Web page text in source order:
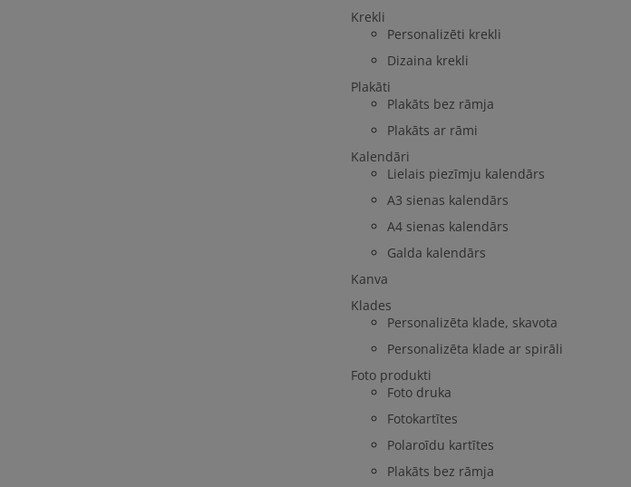
Krekli
Personalizēti krekli
Dizaina krekli
Plakāti
Plakāts bez rāmja
Plakāts ar rāmi
Kalendāri
Lielais piezīmju kalendārs
A3 sienas kalendārs
A4 sienas kalendārs
Galda kalendārs
Kanva
Klades
Personalizēta klade, skavota
Personalizēta klade ar spirāli
Foto produkti
Foto druka
Fotokartītes
Polaroīdu kartītes
Plakāts bez rāmja